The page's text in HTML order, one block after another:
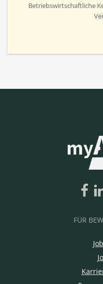
Betriebswirtschaftliche
FÜR